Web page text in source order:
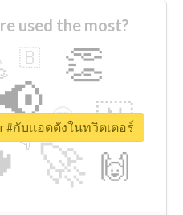
used the most?
🚀
👏
🇳
🙌
😍
🇧
👇
#กับเเอดดังในทวิตเตอร์